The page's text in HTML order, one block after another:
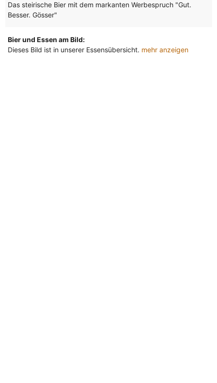
Das steirische Bier mit dem markanten Werbespruch "Gut.
Besser. Gösser"
Bier und Essen am Bild:
Dieses Bild ist in unserer Essensübersicht. mehr anzeigen